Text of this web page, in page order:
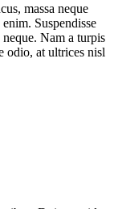
massa neque
Suspendisse
Nam a turpis
odio, at ultrices nisl